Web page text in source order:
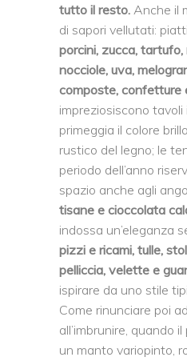
tutto il resto. Anche il
di sapori vellutati:
porcini, zucca,
nocciole, uva,
composte, confetture
impreziosiscono tavoli
primeggia il colore
rustico del legno; le
periodo dell’anno
spazio anche agli
tisane e cioccolata
indossa un’eleganza
pizzi e ricami, tulle,
pelliccia, velette e
ispirare da uno stile
Come rinunciare poi
all’imbrunire, quando
un manto variopinto,